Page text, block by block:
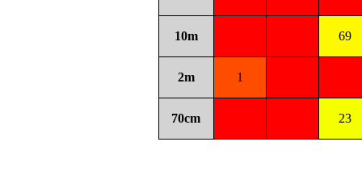
10m 69
2m 1
70cm 23